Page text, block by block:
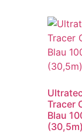
Tracer
Blau
(30,5m)